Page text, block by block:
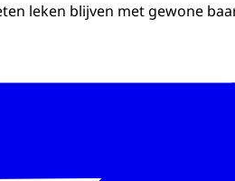
leken blijven met gewone